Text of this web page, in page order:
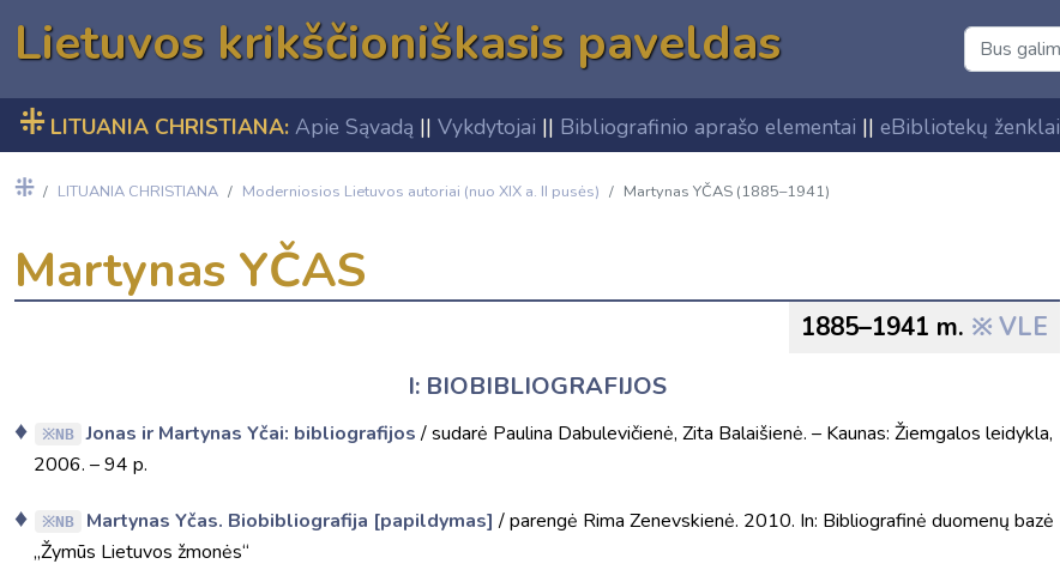
Lietuvos krikščioniškasis paveldas
⁜ LITUANIA CHRISTIANA: Apie Sąvadą || Vykdytojai || Bibliografinio aprašo elementai || eBibliotekų ženklai
⁜ LITUANIA CHRISTIANA Moderniosios Lietuvos autoriai (nuo XIX a. II pusės) Martynas YČAS (1885–1941)
Martynas YČAS
1885–1941 m. VLE
I: BIOBIBLIOGRAFIJOS
NB Jonas ir Martynas Yčai: bibliografijos/ sudarė Paulina Dabulevičienė, Zita Balaišienė. – Kaunas: Žiemgalos leidykla,
2006. – 94 p.
NB Martynas Yčas. Biobibliografija [papildymas]/ parengė Rima Zenevskienė. 2010. In: Bibliografinė duomenų bazė
„Žymūs Lietuvos žmonės“